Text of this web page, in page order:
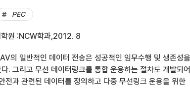
PEC
학원 :NCW학과,2012. 8
의 일반적인 데이터 전송은 성공적인 임무수행 및 생존성을
. 그리고 무선 데이터링크를 통합 운용하는 절차도 개발되어
전과 관련된 데이터를 정의하고 다중 무선링크 운용을 위한